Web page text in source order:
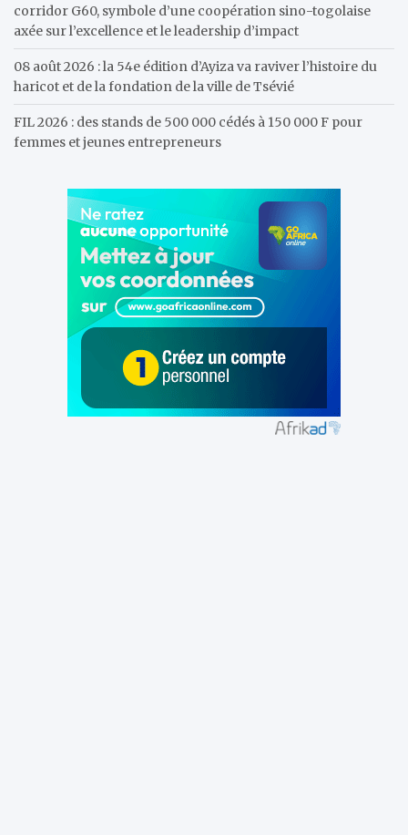
corridor G60, symbole d’une coopération sino-togolaise
axée sur l’excellence et le leadership d’impact
08 août 2026 : la 54e édition d’Ayiza va raviver l’histoire du
haricot et de la fondation de la ville de Tsévié
FIL 2026 : des stands de 500 000 cédés à 150 000 F pour
femmes et jeunes entrepreneurs